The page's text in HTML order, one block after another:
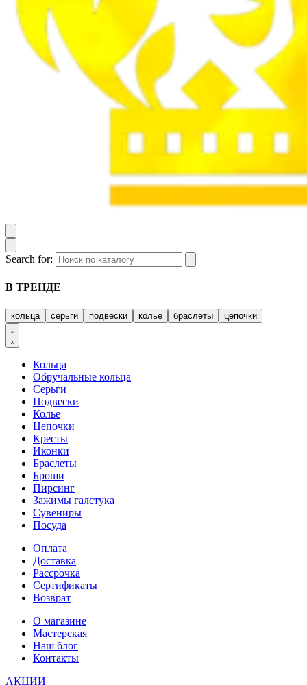
Search for:
В ТРЕНДЕ
кольца серьги подвески колье браслеты цепочки
Кольца
Обручальные кольца
Серьги
Подвески
Колье
Цепочки
Кресты
Иконки
Браслеты
Броши
Пирсинг
Зажимы галстука
Сувениры
Посуда
Оплата
Доставка
Рассрочка
Сертификаты
Возврат
О магазине
Мастерская
Наш блог
Контакты
АКЦИИ